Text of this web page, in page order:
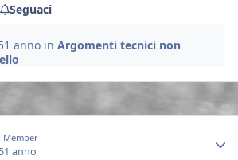
Seguaci
1 anno inArgomenti tecnici non
Member
1 anno